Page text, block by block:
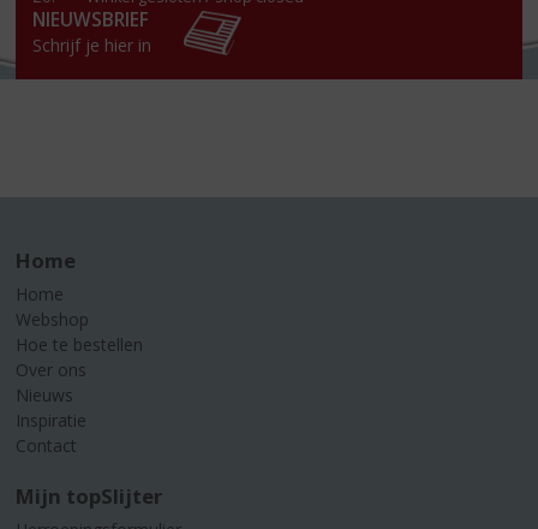
NIEUWSBRIEF
Schrijf je hier in
Home
Home
Webshop
Hoe te bestellen
Over ons
Nieuws
Inspiratie
Contact
Mijn topSlijter